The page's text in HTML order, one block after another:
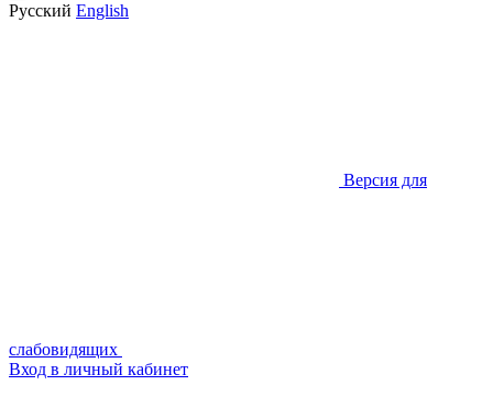
Русский English
Версия для
слабовидящих
Вход в личный кабинет